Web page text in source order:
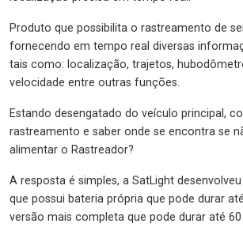
Produto que possibilita o rastreamento de
fornecendo em tempo real diversas
tais como: localização, trajetos,
velocidade entre outras funções.
Estando desengatado do veículo principal,
rastreamento e saber onde se encontra se
alimentar o Rastreador?
A resposta é simples, a SatLight
que possui bateria própria que pode durar
versão mais completa que pode durar até 60